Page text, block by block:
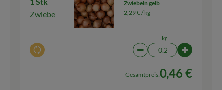
Zwiebel
Auswahl ändern
Zwiebeln gelb
2,29 € /kg
kg
Artikelanzahl
Gesamtpreis:0,46 €